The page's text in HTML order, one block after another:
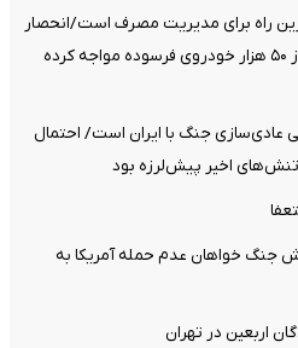
راه برای مدیریت مصرف است/انحصار
خودروسازان کشور را با بیش از ۵۰ هزار خودروی فرسوده مواجه کرده
عادی‌سازی جنگ با ایران است/ احتمال
جنگ خواهان عدم حمله آمریکا به
اربعین در تهران